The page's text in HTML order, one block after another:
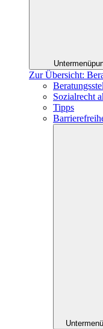
Zur Übersicht:
Sozialrecht
Tipps